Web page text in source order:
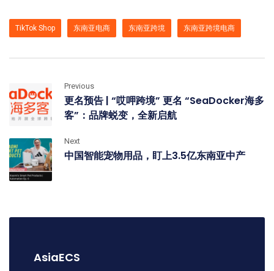
TikTok Shop 东南亚电商 东南亚跨境 东南亚跨境电商
Previous
更名预告 | “哎呷跨境” 更名 “SeaDocker海多
客”：品牌蜕变，全新启航
Next
中国智能宠物用品，盯上3.5亿东南亚中产
AsiaECS